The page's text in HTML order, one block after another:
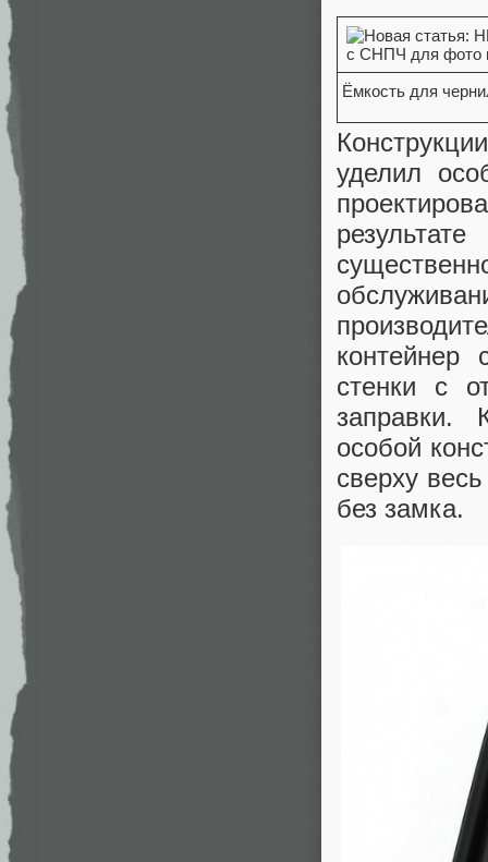
Ёмкость для
уделил
стенки с
заправки.
особой
сверху
без замка.